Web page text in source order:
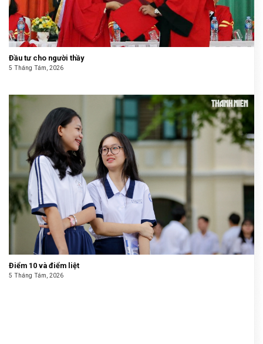
Đầu tư cho người thầy
5 Tháng Tám, 2026
Điểm 10 và điểm liệt
5 Tháng Tám, 2026